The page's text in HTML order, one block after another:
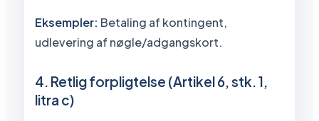
Eksempler: Betaling af kontingent,
udlevering af nøgle/adgangskort.
4. Retlig forpligtelse (Artikel 6, stk. 1,
litra c)